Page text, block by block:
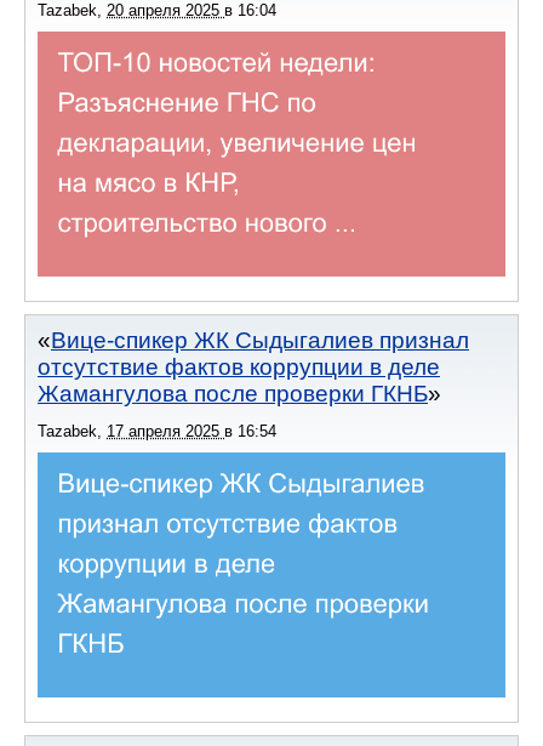
Tazabek, 20 апреля 2025 в 16:04
Вице-спикер ЖК Сыдыгалиев признал
отсутствие фактов коррупции в деле
Жамангулова после проверки ГКНБ
Tazabek 17 апреля 2025 в 16:54